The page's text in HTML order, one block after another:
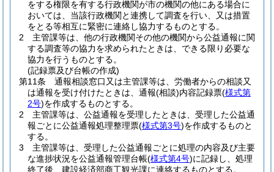
をする権限を有する行政機関が市の機関の他にある場合に
おいては、当該行政機関と連携して調査を行い、又は措置
をとる等相互に緊密に連絡し協力するものとする。
2
主管課等は、他の行政機関その他の機関から公益通報に関
する調査等の協力を求められたときは、できる限り必要な
協力を行うものとする。
(記録票及び台帳の作成)
第11条
通報相談窓口又は主管課等は、労働者からの相談又
は通報を受け付けたときは、通報(相談)内容記録票(様式第
2号)を作成するものとする。
2
主管課等は、公益通報を受理したときは、受理した公益通
報ごとに公益通報処理整理票(様式第3号)を作成するものと
する。
3
主管課等は、受理した公益通報ごとに処理の内容及び主要
な進捗状況を公益通報管理台帳(様式第4号)に記録し、処理
終了後、建設経済部商工観光課に連絡するものとする。